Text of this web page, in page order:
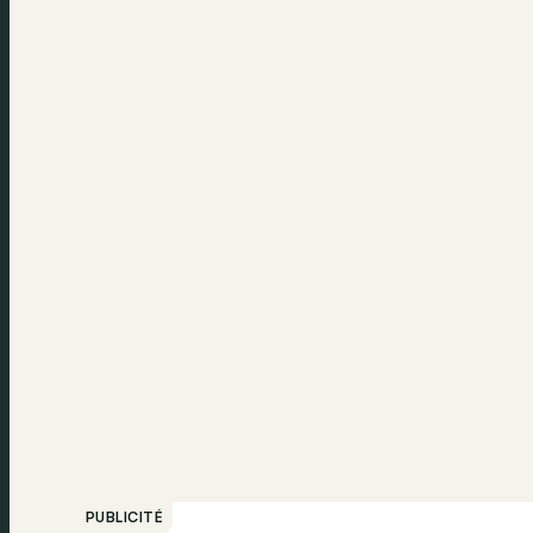
PUBLICITÉ